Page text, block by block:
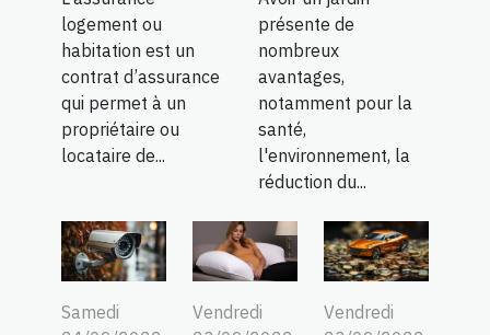
logement ou
habitation est un
contrat d’assurance
qui permet à un
propriétaire ou
locataire de...
présente de
nombreux
avantages,
notamment pour la
santé,
l'environnement, la
réduction du...
Samedi
Vendredi
Vendredi